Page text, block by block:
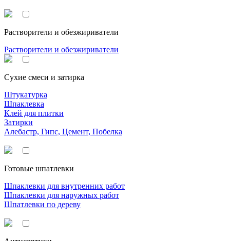
Растворители и обезжириватели
Растворители и обезжириватели
Сухие смеси и затирка
Штукатурка
Шпаклевка
Клей для плитки
Затирки
Алебастр, Гипс, Цемент, Побелка
Готовые шпатлевки
Шпаклевки для внутренних работ
Шпаклевки для наружных работ
Шпатлевки по дереву